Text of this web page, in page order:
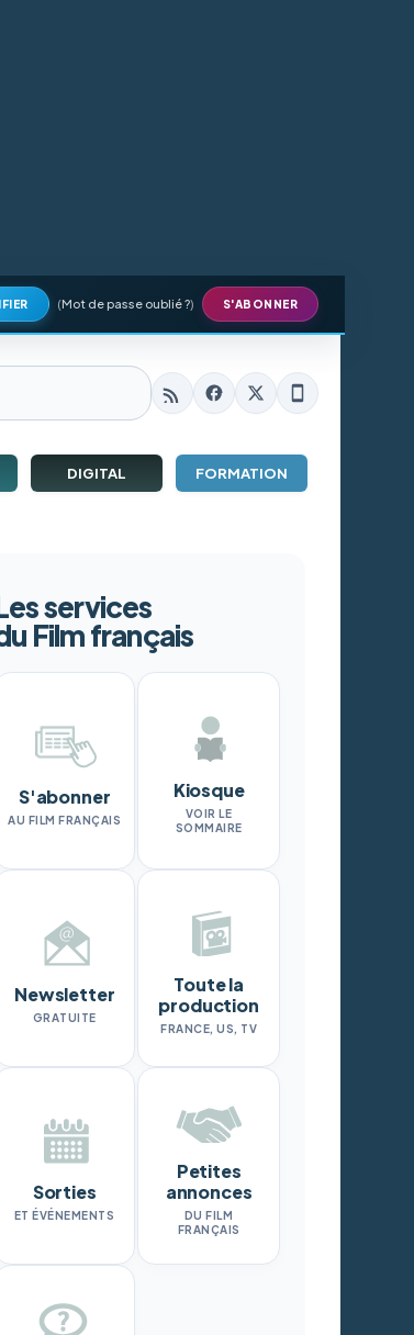
(Mot de passe oublié ?) S'ABONNER
DIGITAL FORMATION
services
Film français
S'abonner
AU FILM FRANÇAIS
Kiosque
VOIR LE
SOMMAIRE
Newsletter
GRATUITE
Toute la
production
FRANCE, US, TV
Sorties
ET ÉVÉNEMENTS
Petites
annonces
DU FILM
FRANÇAIS